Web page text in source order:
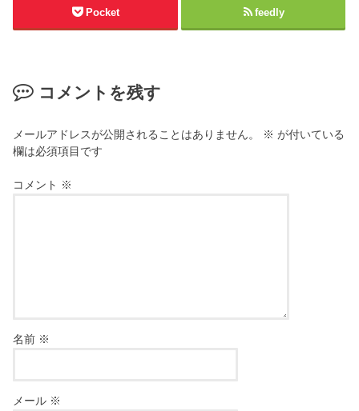
Pocket feedly
コメントを残す
メールアドレスが公開されることはありません。 ※ が付いている
欄は必須項目です
コメント ※
名前 ※
メール ※